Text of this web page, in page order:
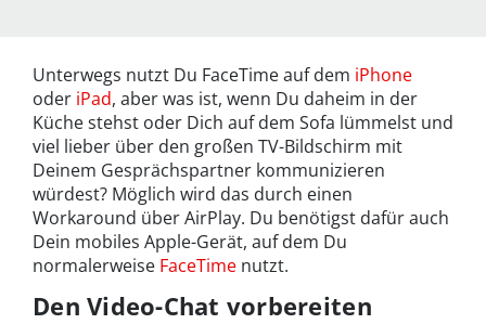
Unterwegs nutzt Du FaceTime auf dem iPhone
oder iPad, aber was ist, wenn Du daheim in der
Küche stehst oder Dich auf dem Sofa lümmelst und
viel lieber über den großen TV-Bildschirm mit
Deinem Gesprächspartner kommunizieren
würdest? Möglich wird das durch einen
Workaround über AirPlay. Du benötigst dafür auch
Dein mobiles Apple-Gerät, auf dem Du
normalerweise FaceTime nutzt.
Den Video-Chat vorbereiten